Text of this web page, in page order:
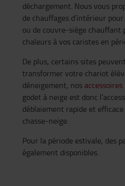
déchargement. Nous vous
de chauffages d’intérieur
ou de couvre-siège
chaleurs à vos caristes en
De plus, certains sites
transformer votre chariot
déneigement, nos
godet à neige est donc
déblaiement rapide et
chasse-neige.
Pour la période estivale, des
également disponibles.